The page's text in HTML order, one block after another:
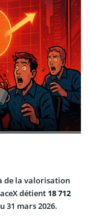
de la valorisation
détient 18 712
31 mars 2026.